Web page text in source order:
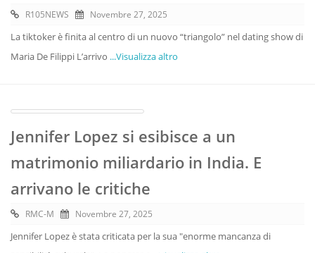
R105NEWS Novembre 27, 2025
La tiktoker è finita al centro di un nuovo “triangolo” nel dating show di
Maria De Filippi L’arrivo ...Visualizza altro
Jennifer Lopez si esibisce a un
matrimonio miliardario in India. E
arrivano le critiche
RMC-M Novembre 27, 2025
Jennifer Lopez è stata criticata per la sua "enorme mancanza di